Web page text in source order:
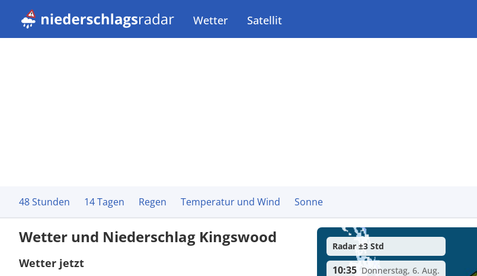
Wetter Satellit
48 Stunden 14 Tagen Regen Temperatur und Wind Sonne
Wetter und Niederschlag Kingswood
Wetter jetzt
Radar ±3 Std
10:35 Donnerstag, 6. Aug.